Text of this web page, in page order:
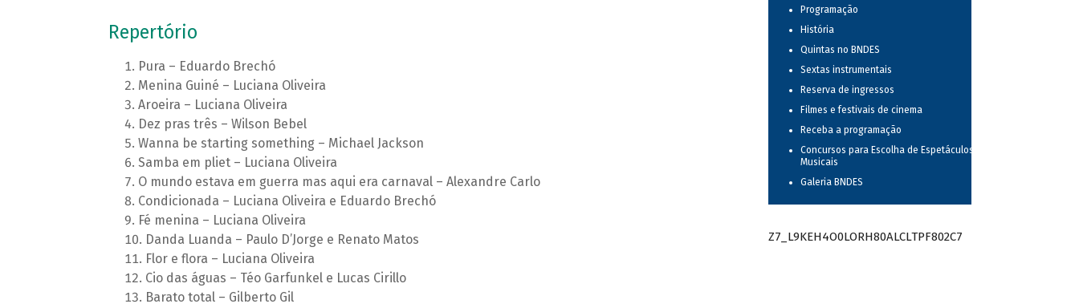
Repertório
Pura – Eduardo Brechó
Menina Guiné – Luciana Oliveira
Aroeira – Luciana Oliveira
Dez pras três – Wilson Bebel
Wanna be starting something – Michael Jackson
Samba em pliet – Luciana Oliveira
O mundo estava em guerra mas aqui era carnaval – Alexandre Carlo
Condicionada – Luciana Oliveira e Eduardo Brechó
Fé menina – Luciana Oliveira
Danda Luanda – Paulo D’Jorge e Renato Matos
Flor e flora – Luciana Oliveira
Cio das águas – Téo Garfunkel e Lucas Cirillo
Barato total – Gilberto Gil
Programação
História
Quintas no BNDES
Sextas instrumentais
Reserva de ingressos
Filmes e festivais de cinema
Receba a programação
Concursos para Escolha de Espetáculos
Musicais
Galeria BNDES
Z7_L9KEH4O0LORH80ALCLTPF802C7